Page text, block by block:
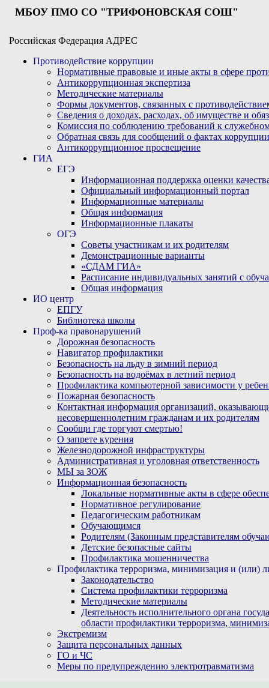
МБОУ ПМО СО "ТРИФОНОВСКАЯ СОШ"
Российская Федерация АДРЕС
Противодействие коррупции
Нормативные правовые и иные акты в сфере
Антикоррупционная экспертиза
Методические материалы
Формы документов, связанных с
Сведения о доходах, расходах, об имуществе и
Комиссия по соблюдению требований к
Обратная связь для сообщений о фактах коррупции
Антикоррупционное просвещение
ГИА
ЕГЭ
Информационная поддержка оценки
Официальный информационный портал
Информационные материалы
Общая информация
Информационные плакаты
ОГЭ
Советы участникам и их родителям
Демонстрационные варианты
«СДАМ ГИА»
Расписание индивидуальных занятий с
Общая информация
ИО центр
ЕПГУ
Библиотека школы
Проф-ка правонарушений
Дорожная безопасность
Навигатор профилактики
Безопасность на льду в зимний период
Безопасность на водоёмах в летний период
Профилактика компьютерной зависимости у
Пожарная безопасность
Контактная информация организаций,
несовершеннолетним гражданам и их родителям
Сообщи где торгуют смертью!
О запрете курения
Железнодорожной инфраструктуры
Административная и уголовная ответственность
МЫ за ЗОЖ
Информационная безопасность
Локальные нормативные акты в сфере
Нормативное регулирование
Педагогическим работникам
Обучающимся
Родителям (Законным представителям
Детские безопасные сайты
Профилактика мошенничества
Профилактика терроризма, минимизация и (или)
Законодательство
Система профилактики терроризма
Методические материалы
Деятельность исполнительного органа
области профилактики терроризма,
Экстремизм
Защита персональных данных
ГО и ЧС
Меры по предупреждению электротравматизма